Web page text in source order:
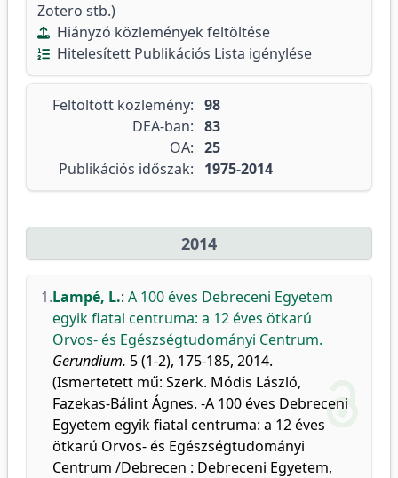
Zotero stb.)
Hiányzó közlemények feltöltése
Hitelesített Publikációs Lista igénylése
Feltöltött közlemény: 98
DEA-ban: 83
OA: 25
Publikációs időszak:
1975-2014
2014
1.Lampé, L.: A 100 éves Debreceni Egyetem
egyik fiatal centruma: a 12 éves ötkarú
Orvos- és Egészségtudományi Centrum.
Gerundium. 5 (1-2), 175-185, 2014.
(Ismertetett mű: Szerk. Módis László,
Fazekas-Bálint Ágnes. -A 100 éves Debreceni
Egyetem egyik fiatal centruma: a 12 éves
ötkarú Orvos- és Egészségtudományi
Centrum /Debrecen : Debreceni Egyetem,